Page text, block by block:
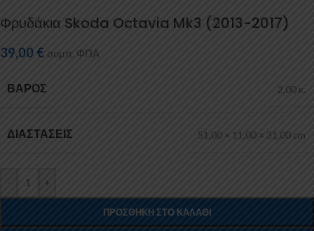
Φρυδάκια Skoda Octavia Mk3 (2013-2017)
39,00 € συμπ. ΦΠΑ
ΒΆΡΟΣ 2,00 κ.
ΔΙΑΣΤΆΣΕΙΣ 51,00 × 11,00 × 31,00 cm
- +
ΠΡΟΣΘΉΚΗ ΣΤΟ ΚΑΛΆΘΙ